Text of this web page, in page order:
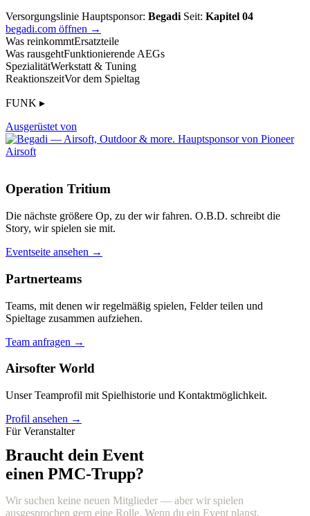
Versorgungslinie Hauptsponsor: Begadi Seit: Kapitel 04
begadi.com öffnen →
Was reinkommtErsatzteile
Was rausgehtFunktionierende AEGs
SpezialitätWerkstatt & Tuning
ReaktionszeitVor dem Spieltag
FUNK ▸
Ausgerüstet von
Operation Tritium
Die nächste größere Op, zu der wir fahren. O.B.D. schreibt die
Story, wir spielen sie mit.
Eventseite ansehen →
Partnerteams
Teams, mit denen wir regelmäßig spielen, Felder teilen und
Spieltage zusammen aufziehen.
Team anfragen →
Airsofter World
Unser Teamprofil mit Spielhistorie und Kontaktmöglichkeit.
Profil ansehen →
Für Veranstalter
Braucht dein Event
einen PMC-Trupp?
Wir suchen keine neuen Mitglieder — aber wir spielen
ausgesprochen gern eine Rolle. Wenn du ein Event planst,